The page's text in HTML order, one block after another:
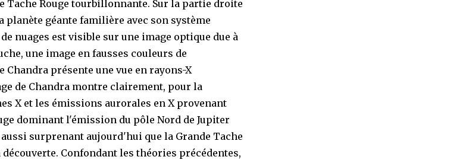
Tache Rouge tourbillonnante. Sur la partie droite
planète géante familière avec son système
nuages est visible sur une image optique due à
une image en fausses couleurs de
présente une vue en rayons-X
de Chandra montre clairement, pour la
X et les émissions aurorales en X provenant
dominant l'émission du pôle Nord de Jupiter
surprenant aujourd'hui que la Grande Tache
découverte. Confondant les théories précédentes,